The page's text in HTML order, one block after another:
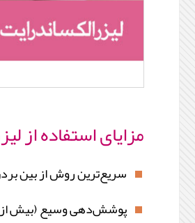
مزایای استفاده از
سریع‌ترین روش از بین
پوشش‌دهی وسیع (بیش از 18 میلی‌متر) و سرعت تکرار بالا